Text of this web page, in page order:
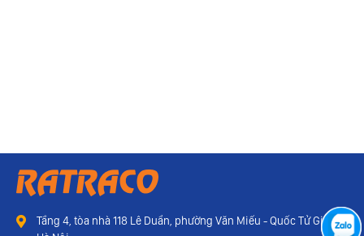
Tầng 4, tòa nhà 118 Lê Duẩn, phường Văn Miếu - Quốc Tử Giám,